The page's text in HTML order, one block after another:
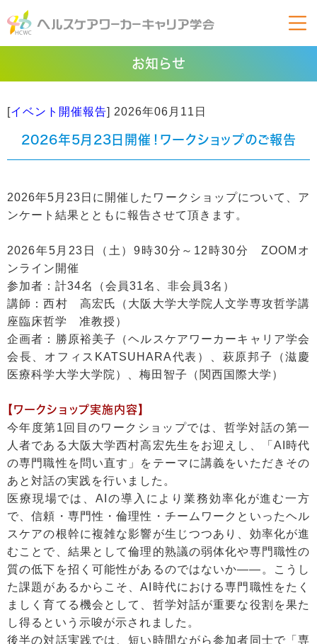
お知らせ
[イベント開催報告] 2026年06月11日
2026年5月23日開催！ワークショップのご報告
2026年5月23日に開催したワークショップについて、ア
ンケート結果とともに報告させて頂きます。
2026年5月23日（土）9時30分～12時30分 ZOOMオ
ンライン開催
参加者：計34名（会員31名、非会員3名）
講師：西村 高宏氏（大阪大学大学院人文学専攻哲学講
座臨床哲学 准教授）
企画者：勝原裕美子（ヘルスケアワーカーキャリア学会
会長、オフィスKATSUHARA代表）、萩原邦子（滋慶
医療科学大学大学院）、梅田智子（関西国際大学）
【ワークショップ実施内容】
今年度第1回目のワークショップでは、哲学対話の第一
人者である大阪大学西村高宏先生をお迎えし、「AI時代
の専門職性を問い直す」をテーマに講義をいただきその
あと対話の実践を行いました。
医療現場では、AIの導入により業務効率化が進む一方
で、信頼・専門性・倫理性・チームワークといったヘル
スケアの根幹に複雑な影響が生じつつあり、効率化が進
むことで、結果として倫理的熟議の弱体化や専門職性の
質の低下を招く可能性があるのではないか――。こうし
た課題があるからこそ、AI時代における専門職性をたく
ましく育てる機会として、哲学対話が重要な役割を果た
し得るという示唆が示されました。
後半の対話実践では、短い時間ながら参加者同士で「専